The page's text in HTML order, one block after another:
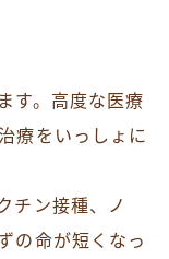
す。高度な医療
療をいっしょに
チン接種、ノ
の命が短くなっ